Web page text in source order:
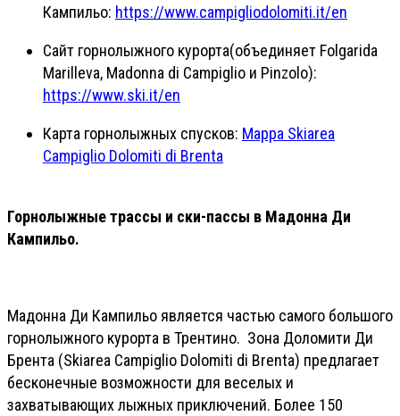
Кампильо: https://www.campigliodolomiti.it/en
Сайт горнолыжного курорта(объединяет Folgarida
Marilleva, Madonna di Campiglio и Pinzolo):
https://www.ski.it/en
Карта горнолыжных спусков: Mappa Skiarea
Campiglio Dolomiti di Brenta
Горнолыжные трассы и ски-пассы в Мадонна Ди
Кампильо.
Мадонна Ди Кампильо является частью самого большого
горнолыжного курорта в Трентино. Зона Доломити Ди
Брента (Skiarea Campiglio Dolomiti di Brenta) предлагает
бесконечные возможности для веселых и
захватывающих лыжных приключений. Более 150